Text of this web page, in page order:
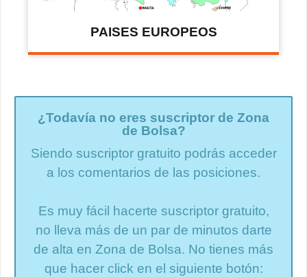
PAISES EUROPEOS
¿Todavía no eres suscriptor de Zona
de Bolsa?
Siendo suscriptor gratuito podrás acceder
a los comentarios de las posiciones.
Es muy fácil hacerte suscriptor gratuito,
no lleva más de un par de minutos darte
de alta en Zona de Bolsa. No tienes más
que hacer click en el siguiente botón: